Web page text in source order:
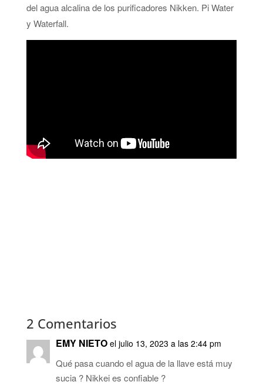
del agua alcalina de los purificadores Nikken. Pi Water
y Waterfall.
2 Comentarios
EMY NIETO el julio 13, 2023 a las 2:44 pm
Qué pasa cuando el agua de la llave está muy
sucia ? Nikkei es confiable ?